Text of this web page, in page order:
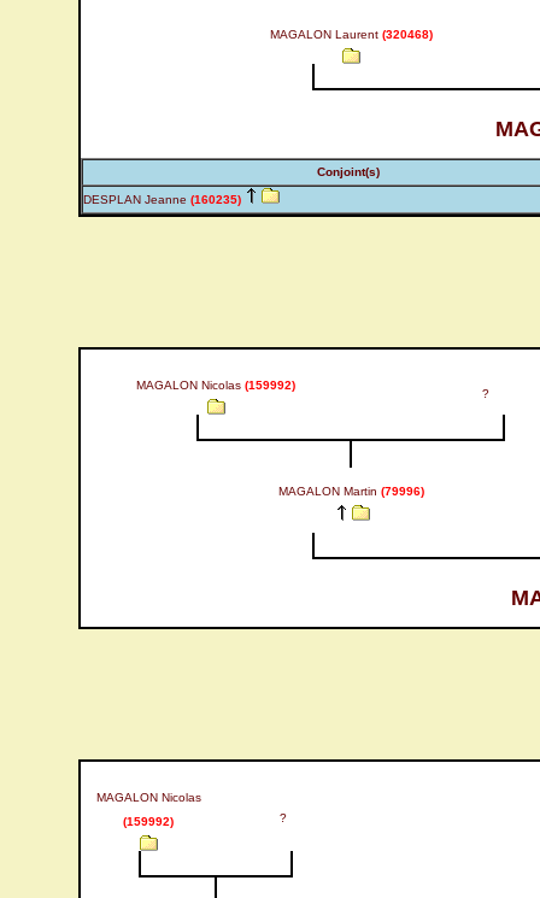
MAGALON Laurent (320468)
Conjoint(s)
DESPLAN Jeanne (160235)
MAGALON Nicolas (159992)
?
MAGALON Martin (79996)
MAGALON Nicolas
(159992)
?